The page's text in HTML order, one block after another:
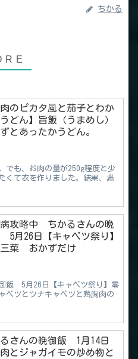
ちかる
肉のピカタ風と茄子とわか
どん】旨飯（うまめし）
とあったかうどん。
でも、お肉の量が250g程度と少
くて衣を作りました。結果、満
攻略中 ちかるさんの晩
5月26日【キャベツ祭り】
三菜 おかずだけ
飯 5月26日【キャベツ祭り】零
ツとツナキャベツと鶏胸肉の
るさんの晩御飯 1月14日
肉とジャガイモの炒め物と